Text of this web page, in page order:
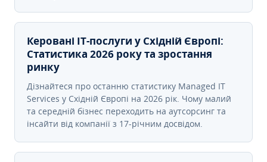
Керовані ІТ-послуги у Східній Європі:
Статистика 2026 року та зростання
ринку
Дізнайтеся про останню статистику Managed IT
Services у Східній Європі на 2026 рік. Чому малий
та середній бізнес переходить на аутсорсинг та
інсайти від компанії з 17-річним досвідом.